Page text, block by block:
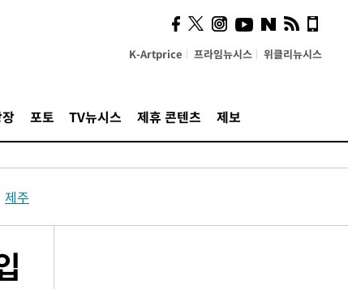
K-Artprice 프라임뉴시스 위클리뉴시스
포토 TV뉴시스 제휴 콘텐츠 제보
제주
시, 스마트폰 액세서리에
NFC 더했다